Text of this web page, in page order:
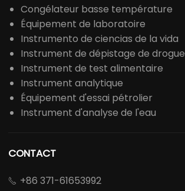
Congélateur basse température
Équipement de laboratoire
Instrumento de ciencias de la vida
Instrument de dépistage de drogue
Instrument de test alimentaire
Instrument analytique
Équipement d'essai pétrolier
Instrument d'analyse de l'eau
CONTACT
 +86 371-61653992